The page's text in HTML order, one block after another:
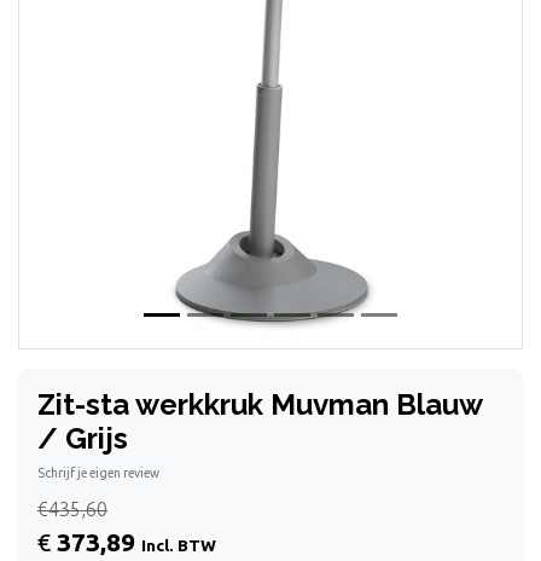
Zit-sta werkkruk Muvman Blauw
/ Grijs
Schrijf je eigen review
€435,60
€ 373,89 Incl. BTW